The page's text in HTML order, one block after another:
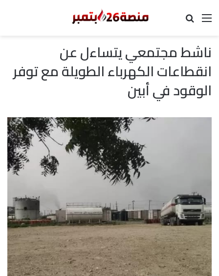
القائمة
ناشط مجتمعي يتساءل عن
انقطاعات الكهرباء الطويلة مع توفر
الوقود في أبين